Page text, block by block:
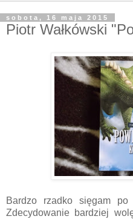
sobota, 16 maja 2015
Piotr Wałkówski
Bardzo rzadko sięgam
Zdecydowanie bardziej